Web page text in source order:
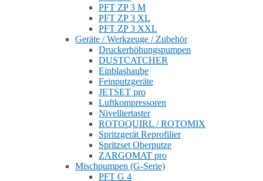
PFT ZP 3 M
PFT ZP 3 XL
PFT ZP 3 XXL
Geräte / Werkzeuge / Zubehör
Druckerhöhungspumpen
DUSTCATCHER
Einblashaube
Feinputzgeräte
JETSET pro
Luftkompressoren
Nivelliertaster
ROTOQUIRL / ROTOMIX
Spritzgerät Reprofilier
Spritzset Oberputze
ZARGOMAT pro
Mischpumpen (G-Serie)
PFT G 4